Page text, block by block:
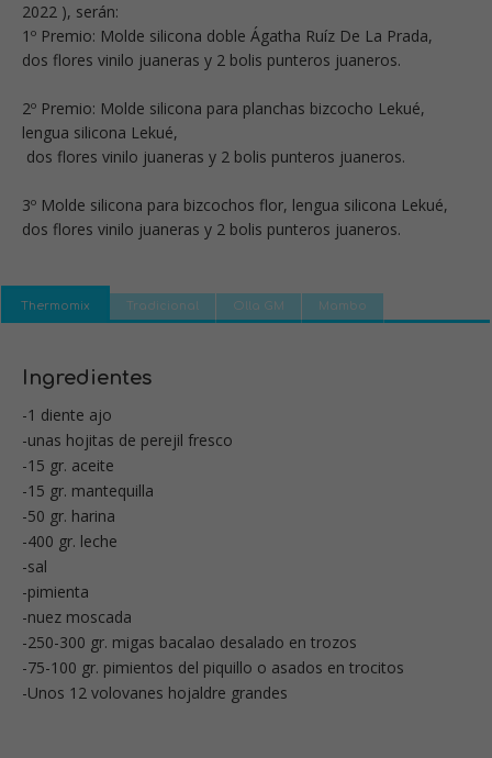
2022 ), serán:
1º Premio: Molde silicona doble Ágatha Ruíz De La Prada,
dos flores vinilo juaneras y 2 bolis punteros juaneros.
2º Premio: Molde silicona para planchas bizcocho Lekué,
lengua silicona Lekué,
dos flores vinilo juaneras y 2 bolis punteros juaneros.
3º Molde silicona para bizcochos flor, lengua silicona Lekué,
dos flores vinilo juaneras y 2 bolis punteros juaneros.
Thermomix Tradicional Olla GM Mambo
Ingredientes
-1 diente ajo
-unas hojitas de perejil fresco
-15 gr. aceite
-15 gr. mantequilla
-50 gr. harina
-400 gr. leche
-sal
-pimienta
-nuez moscada
-250-300 gr. migas bacalao desalado en trozos
-75-100 gr. pimientos del piquillo o asados en trocitos
-Unos 12 volovanes hojaldre grandes